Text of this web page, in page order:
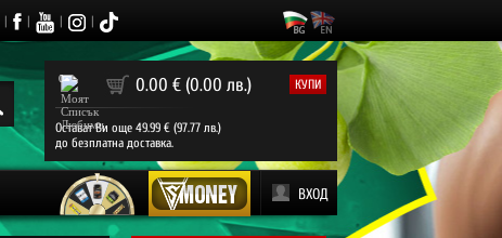
| | | |
0 0.00 € (0.00 лв.) КУПИ
Остават Ви още 49.99 € (97.77 лв.)
до безплатна доставка.
ВХОД